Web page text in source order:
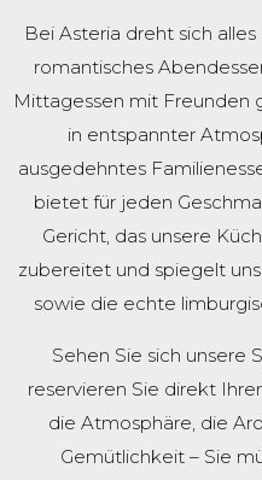
Bei Asteria dreht sich
romantisches
Mittagessen mit Freunden
in entspannter
ausgedehntes
bietet für jeden
Gericht, das unsere
zubereitet und spiegelt
sowie die echte
Sehen Sie sich unsere
reservieren Sie direkt
die Atmosphäre, die
Gemütlichkeit – Sie